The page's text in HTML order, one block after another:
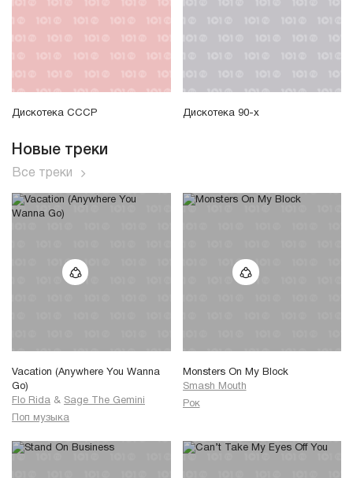
Дискотека СССР Дискотека 90-х
Новые треки
Все треки
Vacation (Anywhere You Wanna
Go)
Flo Rida & Sage The Gemini
Поп музыка
Monsters On My Block
Smash Mouth
Рок